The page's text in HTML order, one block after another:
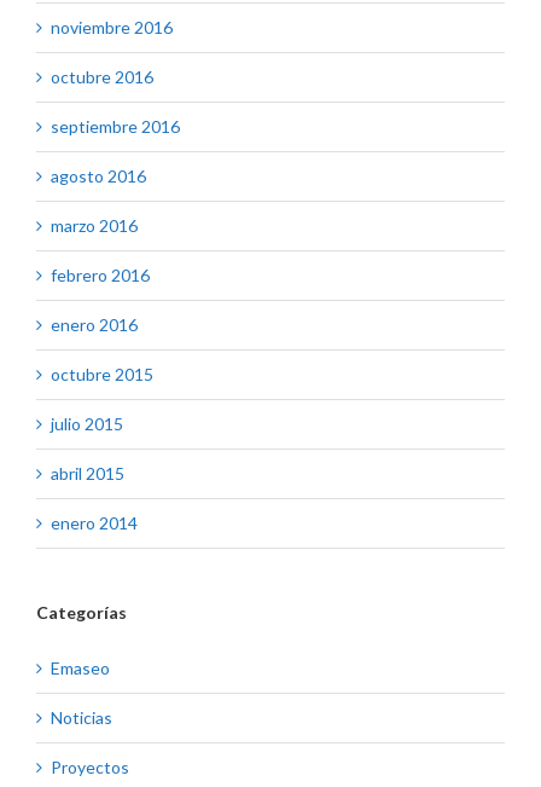
noviembre 2016
octubre 2016
septiembre 2016
agosto 2016
marzo 2016
febrero 2016
enero 2016
octubre 2015
julio 2015
abril 2015
enero 2014
Categorías
Emaseo
Noticias
Proyectos